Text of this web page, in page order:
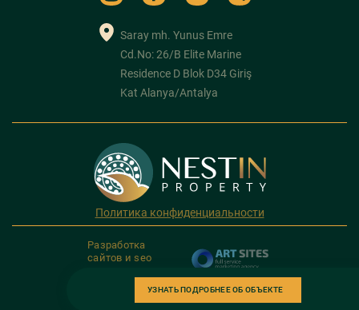
УЗНАТЬ ПОДРОБНЕЕ ОБ ОБЪЕКТЕ
Saray mh. Yunus Emre
Cd.No: 26/B Elite Marine
Residence D Blok D34 Giriş
Kat Alanya/Antalya
Политика конфиденциальности
Разработка
сайтов и seo